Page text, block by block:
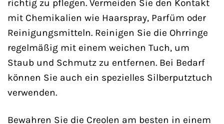
richtig zu pflegen. Vermeiden Sie den Kontakt
mit Chemikalien wie Haarspray, Parfüm oder
Reinigungsmitteln. Reinigen Sie die Ohrringe
regelmäßig mit einem weichen Tuch, um
Staub und Schmutz zu entfernen. Bei Bedarf
können Sie auch ein spezielles Silberputztuch
verwenden.
Bewahren Sie die Creolen am besten in einem